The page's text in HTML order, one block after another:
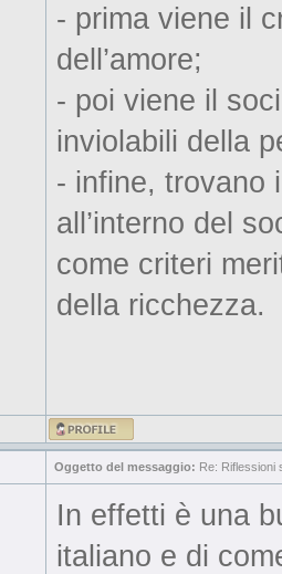
- prima viene il
dell’amore;
- poi viene il
inviolabili della
- infine, trovano
all’interno del
come criteri
della ricchezza.
Oggetto del messaggio: Re: Riflessioni
In effetti è una
italiano e di